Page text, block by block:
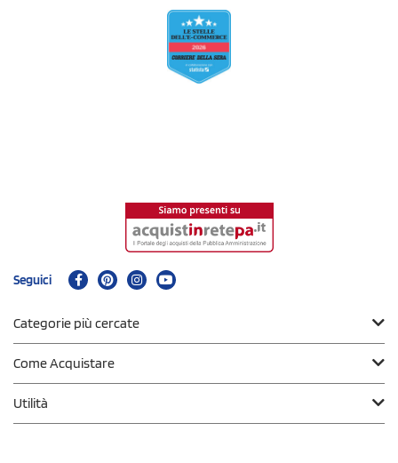
Seguici
Categorie più cercate
Come Acquistare
Utilità